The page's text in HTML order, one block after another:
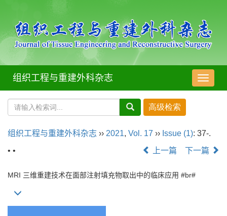
导
航
组织工程与重建外科杂志
组织工程与重建外科杂志 ›› 2021, Vol. 17 ›› Issue (1): 37-.
• •
上一篇 下一篇
MRI 三维重建技术在面部注射填充物取出中的临床应用 #br#